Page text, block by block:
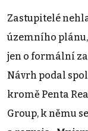
Zastupitelé
územního plánu,
jen o formální
Návrh podal
kromě Penta
Group, k němu